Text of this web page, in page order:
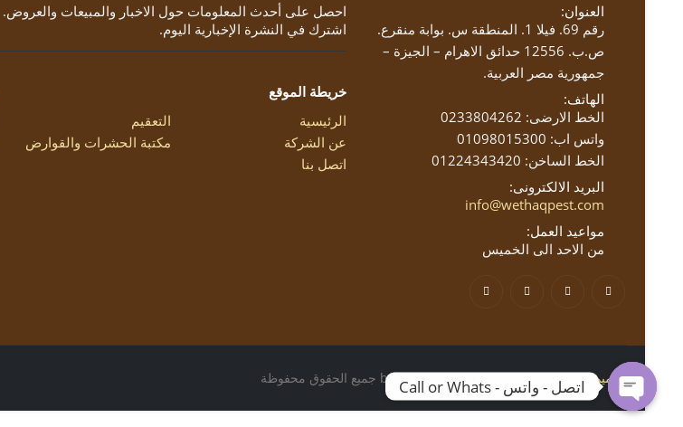
العنوان:
رقم 69. فيلا 1. المنطقة س. بوابة منقرع.
ص.ب. 12556 حدائق الاهرام – الجيزة –
جمهورية مصر العربية.
الهاتف:
الخط الارضى: 0233804262
واتس اب: 01098015300
الخط الساخن: 01224343420
البريد الالكترونى:
info@wethaqpest.com
مواعيد العمل:
من الاحد الى الخميس
احصل على أحدث المعلومات حول الاخبار والمبيعات والعروض.
اشترك في النشرة الإخبارية اليوم.
خريطة الموقع
الرئيسية
عن الشركة
اتصل بنا
التعقيم
مكتبة الحشرات والقوارض
تصميم مواقع مصرby webegypt.net © 2021 جميع الحقوق محفوظة
اتصل - واتس - Call or Whats